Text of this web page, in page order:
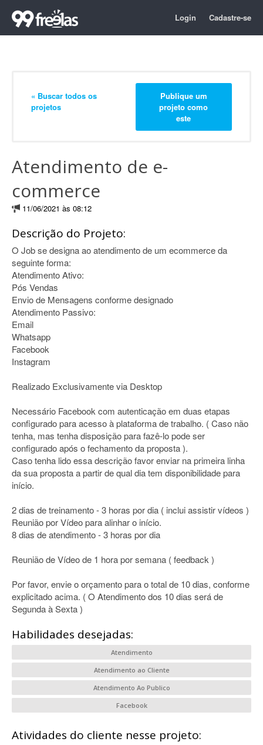
Login Cadastre-se
« Buscar todos os
projetos
Publique um
projeto como
este
Atendimento de e-
commerce
11/06/2021 às 08:12
Descrição do Projeto:
O Job se designa ao atendimento de um ecommerce da
seguinte forma:
Atendimento Ativo:
Pós Vendas
Envio de Mensagens conforme designado
Atendimento Passivo:
Email
Whatsapp
Facebook
Instagram
Realizado Exclusivamente via Desktop
Necessário Facebook com autenticação em duas etapas
configurado para acesso à plataforma de trabalho. ( Caso não
tenha, mas tenha disposição para fazê-lo pode ser
configurado após o fechamento da proposta ).
Caso tenha lido essa descrição favor enviar na primeira linha
da sua proposta a partir de qual dia tem disponibilidade para
início.
2 dias de treinamento - 3 horas por dia ( inclui assistir vídeos )
Reunião por Vídeo para alinhar o início.
8 dias de atendimento - 3 horas por dia
Reunião de Vídeo de 1 hora por semana ( feedback )
Por favor, envie o orçamento para o total de 10 dias, conforme
explicitado acima. ( O Atendimento dos 10 dias será de
Segunda à Sexta )
Habilidades desejadas:
Atendimento
Atendimento ao Cliente
Atendimento Ao Publico
Facebook
Atividades do cliente nesse projeto: